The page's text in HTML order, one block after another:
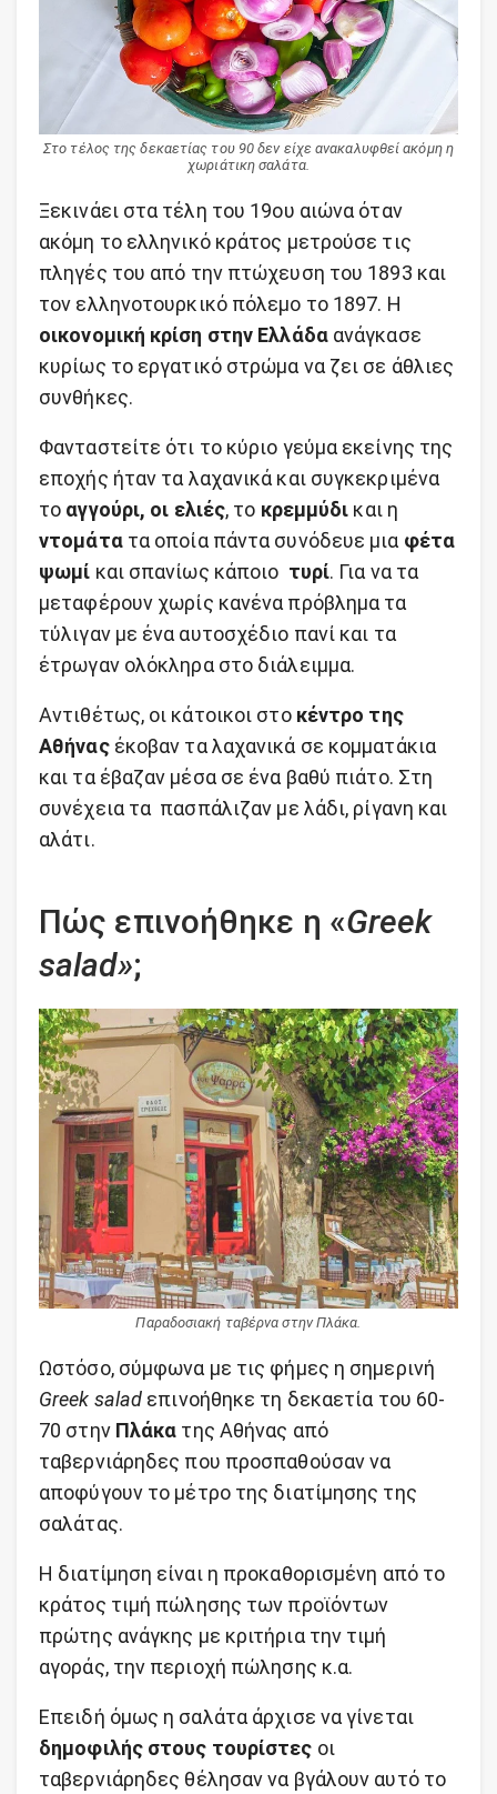
Στο τέλος της δεκαετίας του 90 δεν είχε ανακαλυφθεί ακόμη η
χωριάτικη σαλάτα.
Ξεκινάει στα τέλη του 19ου αιώνα όταν
ακόμη το ελληνικό κράτος μετρούσε τις
πληγές του από την πτώχευση του 1893 και
τον ελληνοτουρκικό πόλεμο το 1897. Η
οικονομική κρίση στην Ελλάδαανάγκασε
κυρίως το εργατικό στρώμα να ζει σε άθλιες
συνθήκες.
Φανταστείτε ότι το κύριο γεύμα εκείνης της
εποχής ήταν τα λαχανικά και συγκεκριμένα
το αγγούρι, οι ελιές, το κρεμμύδι και η
ντομάτατα οποία πάντα συνόδευε μια φέτα
ψωμί και σπανίως κάποιο τυρί. Για να τα
μεταφέρουν χωρίς κανένα πρόβλημα τα
τύλιγαν με ένα αυτοσχέδιο πανί και τα
έτρωγαν ολόκληρα στο διάλειμμα.
Αντιθέτως, οι κάτοικοι στο κέντρο της
Αθήναςέκοβαν τα λαχανικά σε κομματάκια
και τα έβαζαν μέσα σε ένα βαθύ πιάτο. Στη
συνέχεια τα πασπάλιζαν με λάδι, ρίγανη και
αλάτι.
Πώς επινοήθηκε η «Greek
salad»;
Παραδοσιακή ταβέρνα στην Πλάκα.
Ωστόσο, σύμφωνα με τις φήμες η σημερινή
Greek salad επινοήθηκε τη δεκαετία του 60-
70 στην Πλάκα της Αθήνας από
ταβερνιάρηδες που προσπαθούσαν να
αποφύγουν το μέτρο της διατίμησης της
σαλάτας.
Η διατίμηση είναι η προκαθορισμένη από το
κράτος τιμή πώλησης των προϊόντων
πρώτης ανάγκης με κριτήρια την τιμή
αγοράς, την περιοχή πώλησης κ.α.
Επειδή όμως η σαλάτα άρχισε να γίνεται
δημοφιλής στους τουρίστες οι
ταβερνιάρηδες θέλησαν να βγάλουν αυτό το